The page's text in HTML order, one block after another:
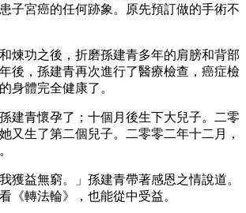
子宮癌的任何跡象。原先預訂做的手術不
煉功之後，折磨孫建青多年的肩膀和背部
後，孫建青再次進行了醫療檢查，癌症檢
身體完全健康了。
建青懷孕了；十個月後生下大兒子。二零
又生了第二個兒子。二零零二年十二月，
獲益無窮。」孫建青帶著感恩之情說道。
《轉法輪》，也能從中受益。